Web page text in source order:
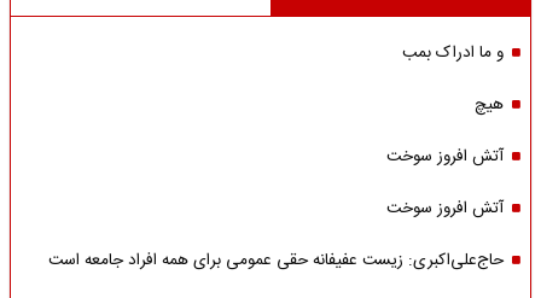
و ما ادراک بمب
هیچ
آتش افروز سوخت
آتش افروز سوخت
حاج‌علی‌اکبری: زیست عفیفانه حقی عمومی برای همه افراد جامعه است